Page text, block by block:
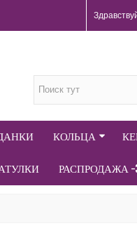
КОЛЬЦА
РАСПРОДАЖА -